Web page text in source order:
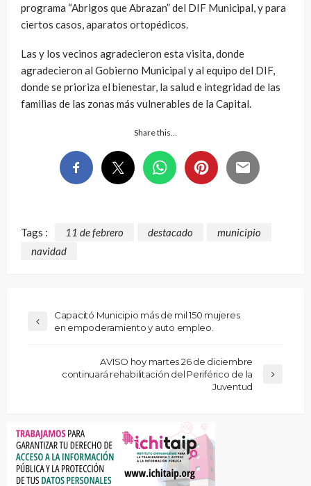
programa “Abrigos que Abrazan” del DIF Municipal, y para
ciertos casos, aparatos ortopédicos.
Las y los vecinos agradecieron esta visita, donde
agradecieron al Gobierno Municipal y al equipo del DIF,
donde se prioriza el bienestar, la salud e integridad de las
familias de las zonas más vulnerables de la Capital.
Share this…
Tags : 11 de febrero destacado
municipio
navidad
Capacitó Municipio más de mil 150 mujeres
en empoderamiento y auto empleo.
AVISO hoy martes 26 de diciembre
continuará rehabilitación del Periférico de la
Juventud